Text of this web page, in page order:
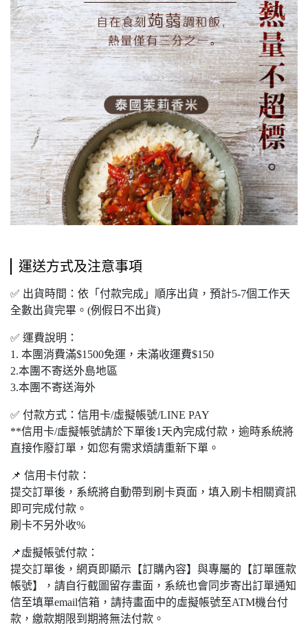
運送方式及注意事項
✅ 出貨時間：依「付款完成」順序出貨，預計5-7個工作天
全數出貨完畢。(例假日不出貨)
✅ 運費說明：
1. 本團消費滿$1500免運，未滿收運費$150
2.本團不寄送外島地區
3.本團不寄送海外
✅ 付款方式：信用卡/虛擬帳號/LINE PAY
**信用卡/虛擬帳號請於下單後1天內完成付款，逾時系統將
直接作廢訂單，如您有需求煩請重新下單。
📌 信用卡付款：
提交訂單後，系統將自動帶到刷卡頁面，填入刷卡相關資訊
即可完成付款。
刷卡不另外收%
📌虛擬帳號付款：
提交訂單後，網頁即顯示【訂購內容】與專屬的【訂單匯款
帳號】，請自行截圖留存畫面，系統也會同步寄出訂單通知
信至填單email信箱，請持畫面中的虛擬帳號至ATM機台付
款，繳款期限到期將無法付款。